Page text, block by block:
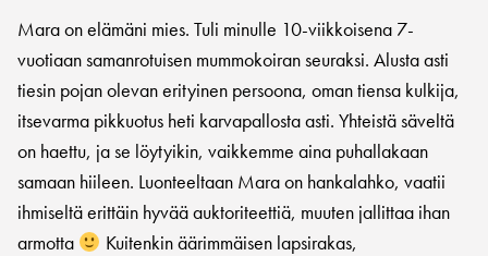
Mara on elämäni mies. Tuli minulle 10-viikkoisena 7-
vuotiaan samanrotuisen mummokoiran seuraksi. Alusta asti
tiesin pojan olevan erityinen persoona, oman tiensa kulkija,
itsevarma pikkuotus heti karvapallosta asti. Yhteistä säveltä
on haettu, ja se löytyikin, vaikkemme aina puhallakaan
samaan hiileen. Luonteeltaan Mara on hankalahko, vaatii
ihmiseltä erittäin hyvää auktoriteettiä, muuten jallittaa ihan
armotta
Kuitenkin äärimmäisen lapsirakas,